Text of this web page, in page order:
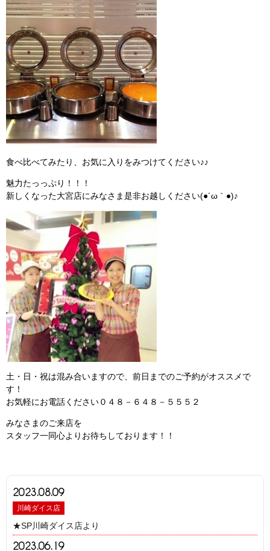
2023.08.09
川崎ダイス店
★SP川崎ダイス店より
2023.06.19
食べ比べてみたり、お気に入りをみつけてください♪♪
魅力たっっぷり！！！
新しくなった大宮店にみなさま是非お越しください(●´ω｀●)♪
土・日・祝は混み合いますので、前日までのご予約がオススメで
す！
お気軽にお電話ください０４８－６４８－５５５２
みなさまのご来店を
スタッフ一同心よりお待ちしております！！